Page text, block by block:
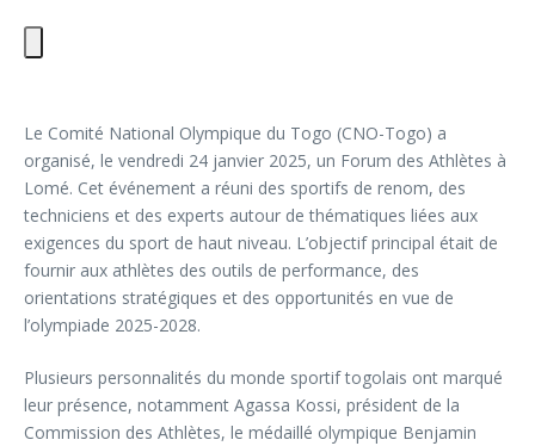
Le Comité National Olympique du Togo (CNO-Togo) a
organisé, le vendredi 24 janvier 2025, un Forum des Athlètes à
Lomé. Cet événement a réuni des sportifs de renom, des
techniciens et des experts autour de thématiques liées aux
exigences du sport de haut niveau. L’objectif principal était de
fournir aux athlètes des outils de performance, des
orientations stratégiques et des opportunités en vue de
l’olympiade 2025-2028.
Plusieurs personnalités du monde sportif togolais ont marqué
leur présence, notamment Agassa Kossi, président de la
Commission des Athlètes, le médaillé olympique Benjamin